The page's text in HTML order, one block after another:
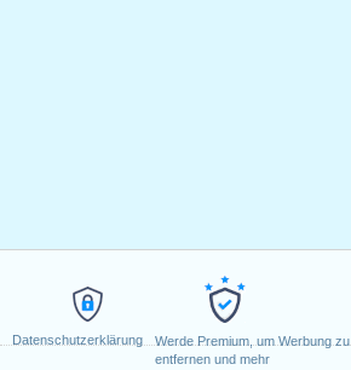
Datenschutzerklärung
Werde Premium, um Werbung zu
entfernen und mehr